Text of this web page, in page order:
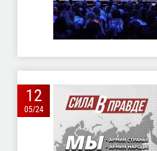
12
05/24